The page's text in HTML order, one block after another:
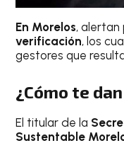
En Morelos, alertan
verificación, los
gestores que
¿Cómo te
El titular de la
Sustentable